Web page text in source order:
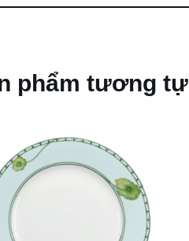
phẩm tương tự